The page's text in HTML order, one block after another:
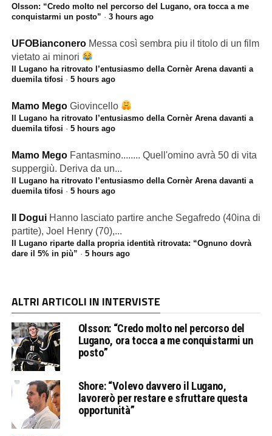
Olsson: “Credo molto nel percorso del Lugano, ora tocca a me
conquistarmi un posto” · 3 hours ago
UFOBianconero Messa così sembra piu il titolo di un film
vietato ai minori
Il Lugano ha ritrovato l’entusiasmo della Cornèr Arena davanti a
duemila tifosi · 5 hours ago
Mamo Mego Giovincello
Il Lugano ha ritrovato l’entusiasmo della Cornèr Arena davanti a
duemila tifosi · 5 hours ago
Mamo Mego Fantasmino........ Quell'omino avrà 50 di vita
suppergiù. Deriva da un...
Il Lugano ha ritrovato l’entusiasmo della Cornèr Arena davanti a
duemila tifosi · 5 hours ago
Il Dogui Hanno lasciato partire anche Segafredo (40ina di
partite), Joel Henry (70),...
Il Lugano riparte dalla propria identità ritrovata: “Ognuno dovrà
dare il 5% in più” · 5 hours ago
ALTRI ARTICOLI IN INTERVISTE
Olsson: “Credo molto nel percorso del
Lugano, ora tocca a me conquistarmi un
posto”
Shore: “Volevo davvero il Lugano,
lavorerò per restare e sfruttare questa
opportunità”